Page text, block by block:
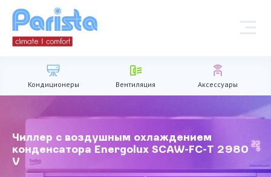
Кондиционеры Вентиляция Аксессуары
Чиллер с воздушным охлаждением
конденсатора Energolux SCAW-FC-T 2980
V